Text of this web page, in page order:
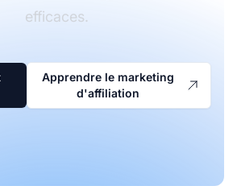
efficaces.
Apprendre le marketing
d'affiliation